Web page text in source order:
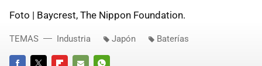
Foto | Baycrest, The Nippon Foundation.
TEMAS Industria Japón Baterías